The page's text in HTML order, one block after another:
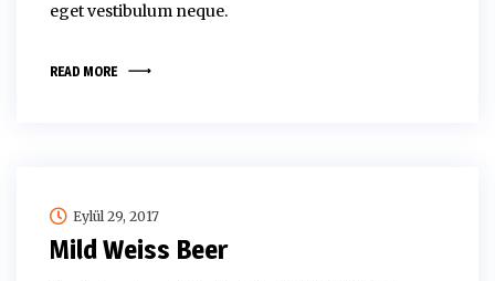
eget vestibulum neque.
READ MORE
Eylül 29, 2017
Mild Weiss Beer